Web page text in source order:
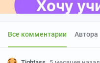
Все комментарии Автора